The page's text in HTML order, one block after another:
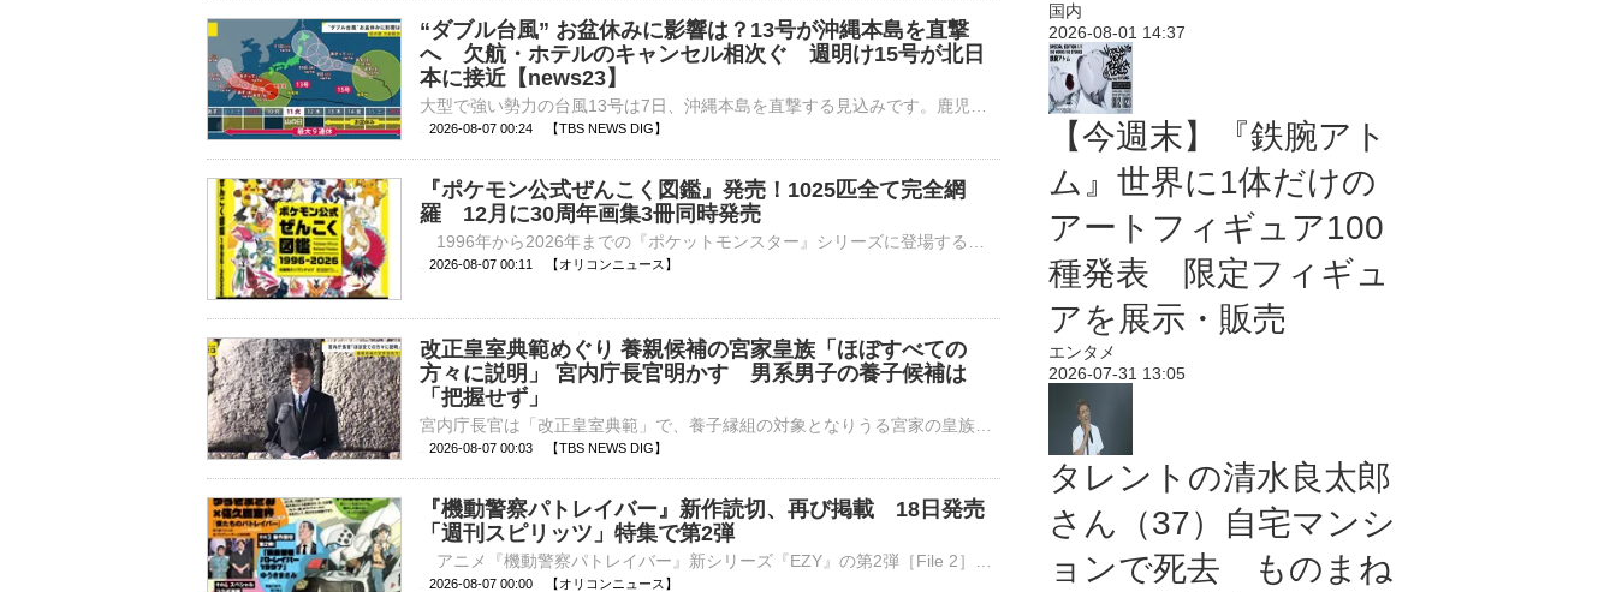
“ダブル台風” お盆休みに影響は？13号が沖縄本島を直撃
へ 欠航・ホテルのキャンセル相次ぐ 週明け15号が北日
本に接近【news23】
2026-08-07 00:24 【TBS NEWS DIG】
『ポケモン公式ぜんこく図鑑』発売！1025匹全て完全網
羅 12月に30周年画集3冊同時発売
2026-08-07 00:11 【オリコンニュース】
改正皇室典範めぐり 養親候補の宮家皇族「ほぼすべての
方々に説明」 宮内庁長官明かす 男系男子の養子候補は
「把握せず」
2026-08-07 00:03 【TBS NEWS DIG】
『機動警察パトレイバー』新作読切、再び掲載 18日発売
「週刊スピリッツ」特集で第2弾
2026-08-07 00:00 【オリコンニュース】
国内
2026-08-01 14:37
【今週末】『鉄腕アト
ム』世界に1体だけの
アートフィギュア100
種発表 限定フィギュ
アを展示・販売
エンタメ
2026-07-31 13:05
タレントの清水良太郎
さん（37）自宅マンシ
ョンで死去 ものまね